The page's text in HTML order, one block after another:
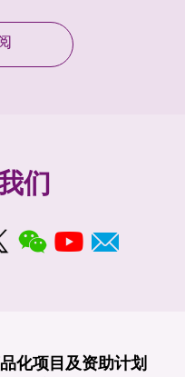
们
化项目及资助计划